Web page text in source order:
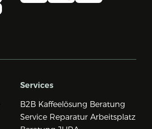
Services
B2B Kaffeelösung Beratung
Service Reparatur Arbeitsplatz